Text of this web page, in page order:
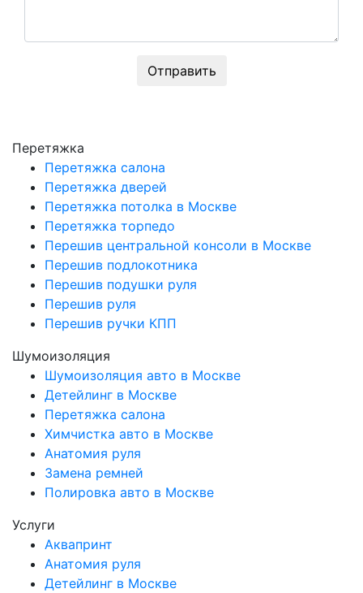
Отправить
Перетяжка
Перетяжка салона
Перетяжка дверей
Перетяжка потолка в Москве
Перетяжка торпедо
Перешив центральной консоли в Москве
Перешив подлокотника
Перешив подушки руля
Перешив руля
Перешив ручки КПП
Шумоизоляция
Шумоизоляция авто в Москве
Детейлинг в Москве
Перетяжка салона
Химчистка авто в Москве
Анатомия руля
Замена ремней
Полировка авто в Москве
Услуги
Аквапринт
Анатомия руля
Детейлинг в Москве